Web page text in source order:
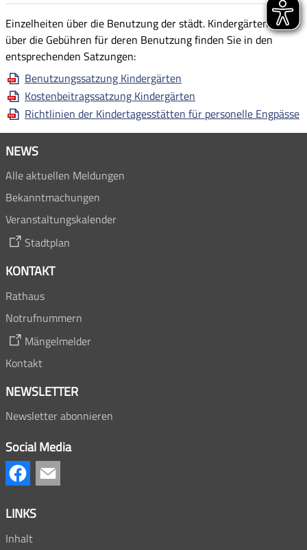
Einzelheiten über die Benutzung der städt. Kindergärten bzw.
über die Gebühren für deren Benutzung finden Sie in den
entsprechenden Satzungen:
Benutzungssatzung Kindergärten
Kostenbeitragssatzung Kindergärten
Richtlinien der Kindertagesstätten für personelle Engpässe
NEWS
Alle aktuellen Meldungen
Bekanntmachungen
Veranstaltungskalender
Stadtplan
KONTAKT
Rathaus
Notrufnummern
Mängelmelder
Kontakt
NEWSLETTER
Newsletter abonnieren
Social Media
LINKS
Inhalt